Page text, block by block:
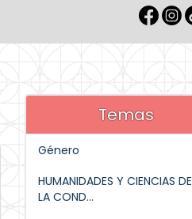
Temas
Género
HUMANIDADES Y CIENCIAS DE
LA COND...